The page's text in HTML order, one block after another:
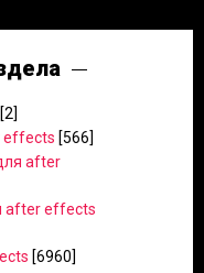
[2]
effects [566]
after
after effects
[6960]